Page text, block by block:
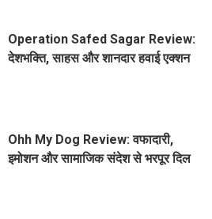
Operation Safed Sagar Review:
देशभक्ति, साहस और शानदार हवाई एक्शन
Ohh My Dog Review: वफादारी,
इमोशन और सामाजिक संदेश से भरपूर दिल